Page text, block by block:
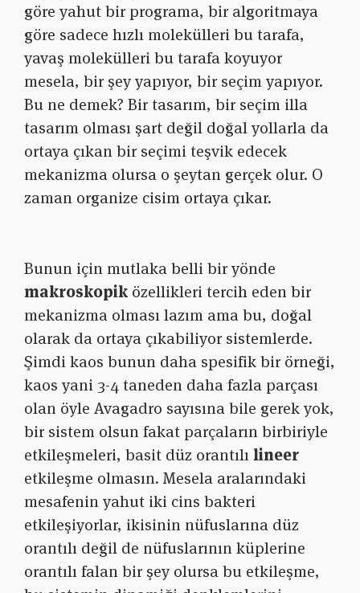
göre yahut bir programa, bir algoritmaya
göre sadece hızlı molekülleri bu tarafa,
yavaş molekülleri bu tarafa koyuyor
mesela, bir şey yapıyor, bir seçim yapıyor.
Bu ne demek? Bir tasarım, bir seçim illa
tasarım olması şart değil doğal yollarla da
ortaya çıkan bir seçimi teşvik edecek
mekanizma olursa o şeytan gerçek olur. O
zaman organize cisim ortaya çıkar.
Bunun için mutlaka belli bir yönde
makroskopik özellikleri tercih eden bir
mekanizma olması lazım ama bu, doğal
olarak da ortaya çıkabiliyor sistemlerde.
Şimdi kaos bunun daha spesifik bir örneği,
kaos yani 3-4 taneden daha fazla parçası
olan öyle Avagadro sayısına bile gerek yok,
bir sistem olsun fakat parçaların birbiriyle
etkileşmeleri, basit düz orantılılineer
etkileşme olmasın. Mesela aralarındaki
mesafenin yahut iki cins bakteri
etkileşiyorlar, ikisinin nüfuslarına düz
orantılı değil de nüfuslarının küplerine
orantılı falan bir şey olursa bu etkileşme,